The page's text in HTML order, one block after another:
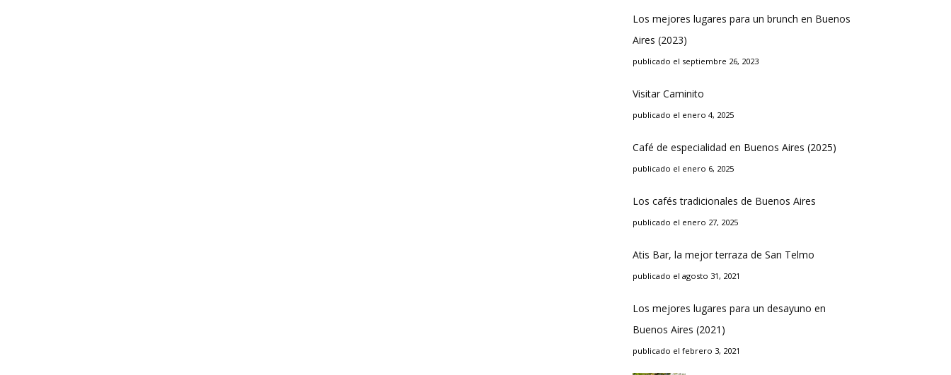
Los mejores lugares para un brunch en Buenos
Aires (2023)
publicado el septiembre 26, 2023
Visitar Caminito
publicado el enero 4, 2025
Café de especialidad en Buenos Aires (2025)
publicado el enero 6, 2025
Los cafés tradicionales de Buenos Aires
publicado el enero 27, 2025
Atis Bar, la mejor terraza de San Telmo
publicado el agosto 31, 2021
Los mejores lugares para un desayuno en
Buenos Aires (2021)
publicado el febrero 3, 2021